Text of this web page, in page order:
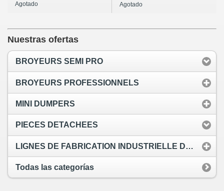
Agotado Agotado
Nuestras ofertas
BROYEURS SEMI PRO
BROYEURS PROFESSIONNELS
MINI DUMPERS
PIECES DETACHEES
LIGNES DE FABRICATION INDUSTRIELLE DE PELLETS
Todas las categorías